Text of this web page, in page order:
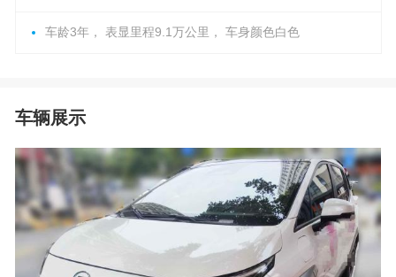
车龄3年， 表显里程9.1万公里， 车身颜色白色
车辆展示